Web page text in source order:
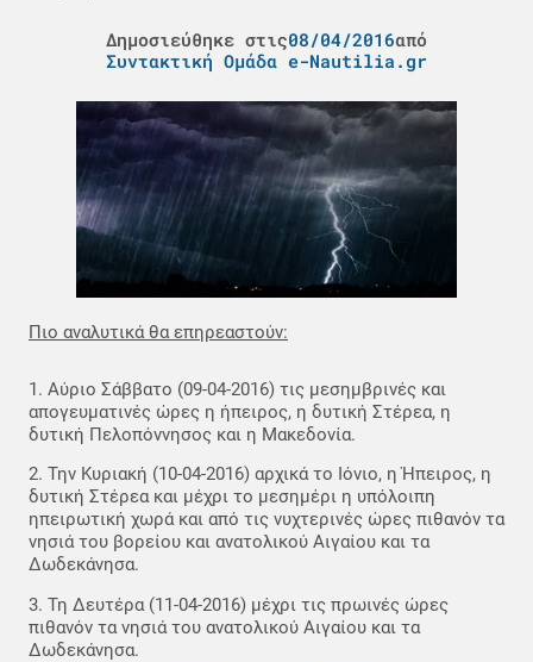
Δημοσιεύθηκε στις08/04/2016από
Συντακτική Ομάδα e-Nautilia.gr
Πιο αναλυτικά θα επηρεαστούν:
1. Αύριο Σάββατο (09-04-2016) τις μεσημβρινές και
απογευματινές ώρες η ήπειρος, η δυτική Στέρεα, η
δυτική Πελοπόννησος και η Μακεδονία.
2. Την Κυριακή (10-04-2016) αρχικά το Ιόνιο, η Ήπειρος, η
δυτική Στέρεα και μέχρι το μεσημέρι η υπόλοιπη
ηπειρωτική χωρά και από τις νυχτερινές ώρες πιθανόν τα
νησιά του βορείου και ανατολικού Αιγαίου και τα
Δωδεκάνησα.
3. Τη Δευτέρα (11-04-2016) μέχρι τις πρωινές ώρες
πιθανόν τα νησιά του ανατολικού Αιγαίου και τα
Δωδεκάνησα.